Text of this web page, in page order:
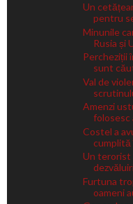
Un
pentru
Minunile
Rusia și
Percheziții
sunt
Val de
Amenzi
folosesc
Costel a
cumplită
Un terorist
Furtuna
oameni